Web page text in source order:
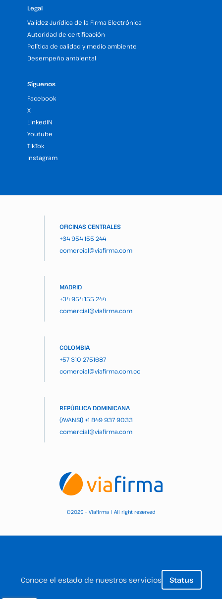
Legal
Validez Jurídica de la Firma Electrónica
Autoridad de certificación
Política de calidad y medio ambiente
Desempeño ambiental
Síguenos
Facebook
X
LinkedIN
Youtube
TikTok
Instagram
OFICINAS CENTRALES
+34 954 155 244
comercial@viafirma.com
MADRID
+34 954 155 244
comercial@viafirma.com
COLOMBIA
+57 310 2751687
comercial@viafirma.com.co
REPÚBLICA DOMINICANA
(AVANSI) +1 849 937 9033
comercial@viafirma.com
©2025 – Viafirma | All right reserved
Conoce el estado de nuestros servicios Status